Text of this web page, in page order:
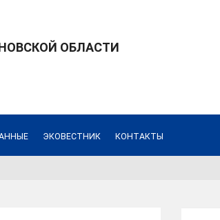
ОБЛАСТИ
ЭКОВЕСТНИК КОНТАКТЫ